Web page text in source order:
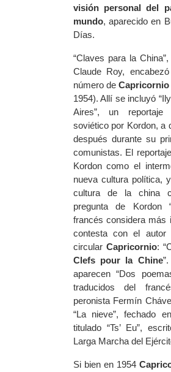
visión personal del
mundo, aparecido en
Días.
“Claves para la
Claude Roy,
número de Capricornio
1954). Allí se incluyó
Aires”, un
soviético por Kordon, a
después durante su
comunistas. El
Kordon como el
nueva cultura política,
cultura de la china
pregunta de Kordon
francés considera más
contesta con el
circular Capricornio:
Clefs pour la Chine
aparecen “Dos
traducidos del
peronista Fermín
“La nieve”, fechado
titulado “Ts’ Eu”,
Larga Marcha del
Si bien en 1954